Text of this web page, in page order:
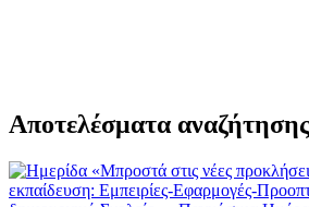
Αποτελέσματα αναζήτησης